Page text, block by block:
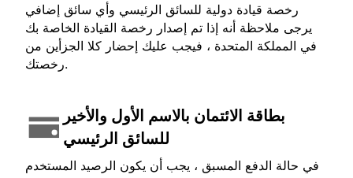
رخصة قيادة دولية للسائق الرئيسي وأي سائق إضافي
يرجى ملاحظة أنه إذا تم إصدار رخصة القيادة الخاصة بك
في المملكة المتحدة ، فيجب عليك إحضار كلا الجزأين من
رخصتك.
بطاقة الائتمان بالاسم الأول والأخير
للسائق الرئيسي
في حالة الدفع المسبق ، يجب أن يكون الرصيد المستخدم